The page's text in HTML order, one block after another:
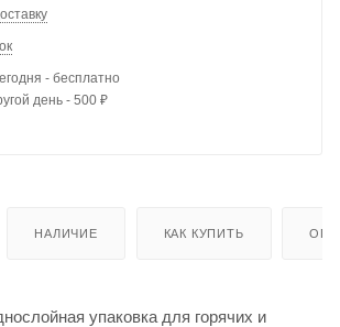
- бесплатно
день - 500 ₽
НАЛИЧИЕ КАК КУПИТЬ
упаковка для горячих и